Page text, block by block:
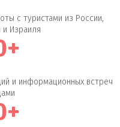
с туристами из России,
и Израиля
и информационных встреч